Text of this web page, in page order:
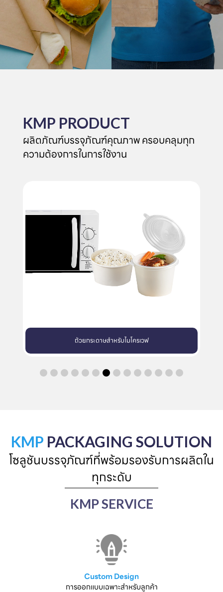
KMP PRODUCT
ผลิตภัณฑ์บรรจุภัณฑ์คุณภาพ ครอบคลุมทุก
ความต้องการในการใช้งาน
ถาดกระดาษสำหรับเตาอบ
KMP PACKAGING SOLUTION
โซลูชันบรรจุภัณฑ์ที่พร้อมรองรับการผลิตใน
ทุกระดับ
KMP SERVICE
Custom Design
การออกแบบเฉพาะสำหรับลูกค้า